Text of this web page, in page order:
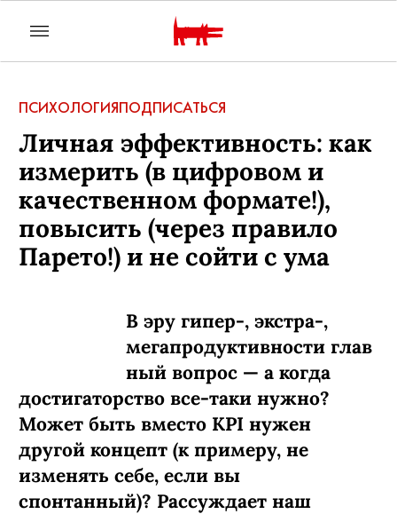
ПСИХОЛОГИЯПОДПИСАТЬСЯ
Личная эффективность: как
измерить (в цифровом и
качественном формате!),
повысить (через правило
Парето!) и не сойти с ума
В эру гипер-, экстра-,
мегапродуктивности глав
ный вопрос — а когда
достигаторство все-таки нужно?
Может быть вместо KPI нужен
другой концепт (к примеру, не
изменять себе, если вы
спонтанный)? Рассуждает наш